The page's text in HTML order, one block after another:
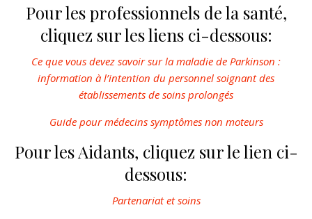
Pour les professionnels de la santé,
cliquez sur les liens ci-dessous:
Ce que vous devez savoir sur la maladie de Parkinson :
information à l’intention du personnel soignant des
établissements de soins prolongés
Guide pour médecins symptômes non moteurs
Pour les Aidants, cliquez sur le lien ci-
dessous:
Partenariat et soins